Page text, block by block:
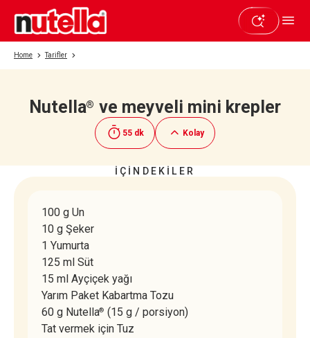
Home Tarifler
Nutella® ve meyveli mini krepler
55 dk Kolay
Beğendiyseniz paylaşın
İÇİNDEKİLER
100 g Un
10 g Şeker
1 Yumurta
125 ml Süt
15 ml Ayçiçek yağı
Yarım Paket Kabartma Tozu
60 g Nutella® (15 g / porsiyon)
Tat vermek için Tuz